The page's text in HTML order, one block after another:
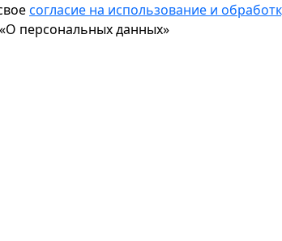
согласие на использование и
персональных данных»